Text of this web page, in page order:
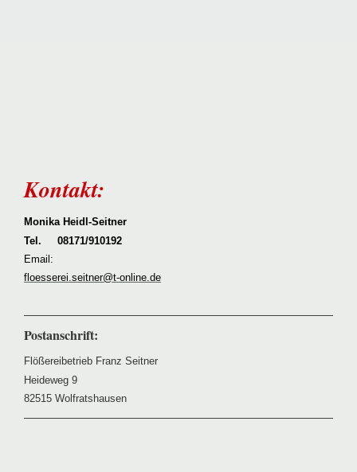
Kontakt:
Monika Heidl-Seitner
Tel. 08171/910192
Email:
floesserei.seitner@t-online.de
Postanschrift:
Flößereibetrieb Franz Seitner
Heideweg 9
82515 Wolfratshausen